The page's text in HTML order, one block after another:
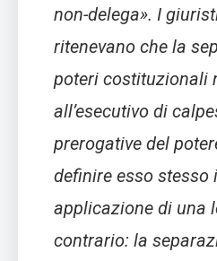
non-delega». I
ritenevano che la
poteri costituzionali
all’esecutivo di
prerogative del
definire esso stesso
applicazione di una
contrario: la